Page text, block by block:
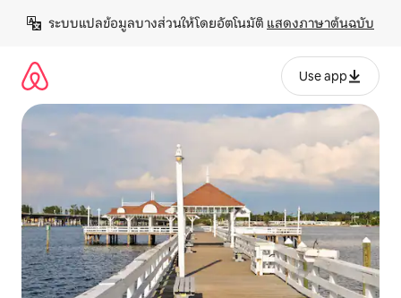
เนื้อหา
ระบบแปลข้อมูลบางส่วนให้โดยอัตโนมัติ แสดงภาษาต้นฉบับ
Use app